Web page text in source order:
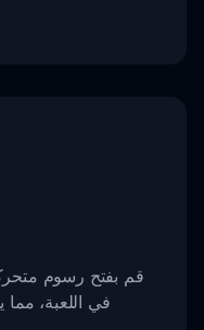
قم بفتح رسوم
في اللعبة،